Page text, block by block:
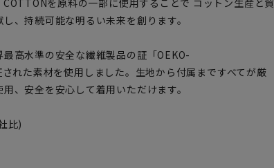
を原料の一部に使用することで コットン生産と貿
、持続可能な明るい未来を創ります。
高水準の安全な繊維製品の証「OEKO-
れた素材を使用しました。生地から付属まですべてが厳
、安全を安心して着用いただけます。
比)